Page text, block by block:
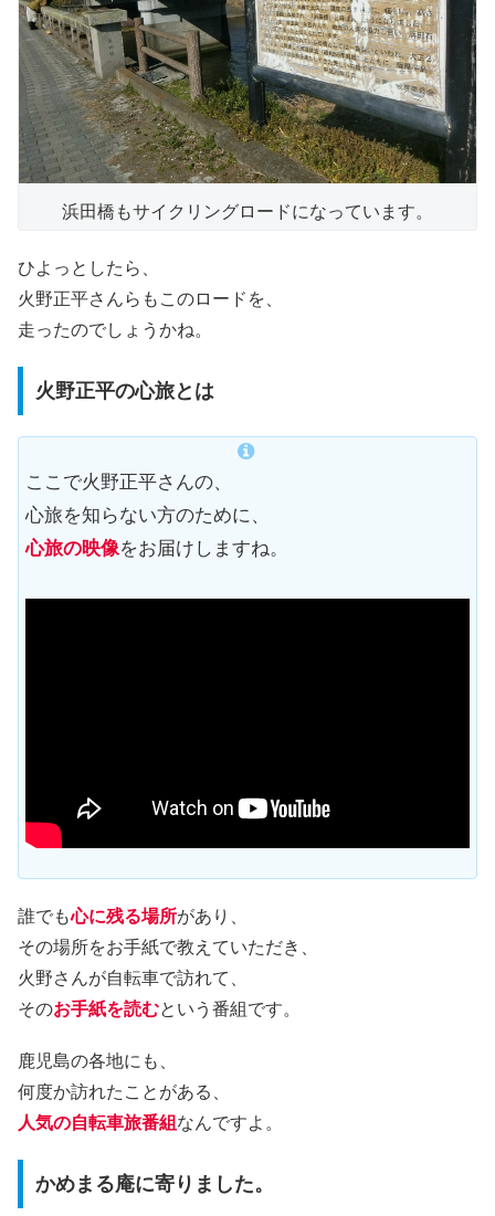
浜田橋もサイクリングロードになっています。
ひよっとしたら、
火野正平さんらもこのロードを、
走ったのでしょうかね。
火野正平の心旅とは
ここで火野正平さんの、
心旅を知らない方のために、
心旅の映像をお届けしますね。
誰でも心に残る場所があり、
その場所をお手紙で教えていただき、
火野さんが自転車で訪れて、
そのお手紙を読むという番組です。
鹿児島の各地にも、
何度か訪れたことがある、
人気の自転車旅番組 なんですよ。
かめまる庵に寄りました。